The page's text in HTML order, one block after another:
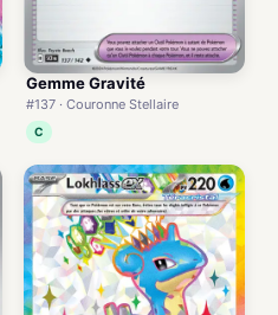
Gemme Gravité
#137 · Couronne Stellaire
C